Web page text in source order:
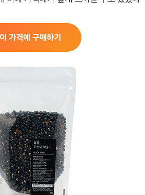
이 가격에 구매하기